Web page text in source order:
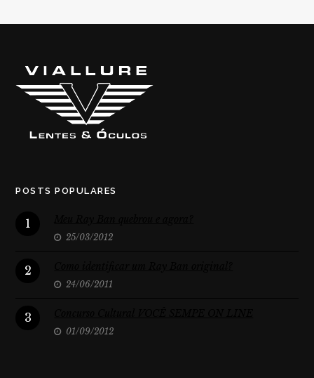
POSTS POPULARES
1
25/03/2012
2
24/06/2011
3
01/09/2012